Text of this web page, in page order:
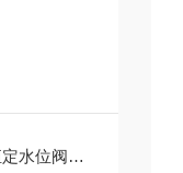
LP8AN-F32